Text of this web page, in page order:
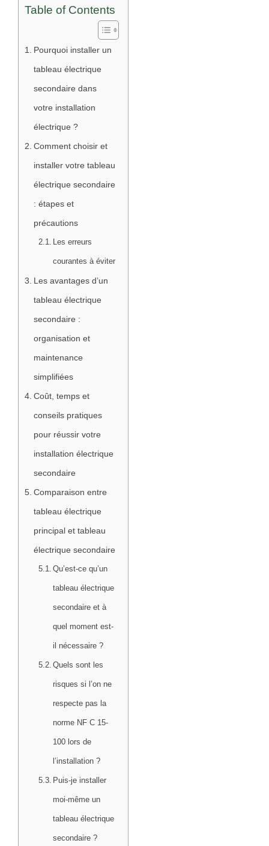
Table of Contents
Pourquoi installer un
tableau électrique
secondaire dans
votre installation
électrique ?
Comment choisir et
installer votre tableau
électrique secondaire
: étapes et
précautions
Les erreurs
courantes à éviter
Les avantages d’un
tableau électrique
secondaire :
organisation et
maintenance
simplifiées
Coût, temps et
conseils pratiques
pour réussir votre
installation électrique
secondaire
Comparaison entre
tableau électrique
principal et tableau
électrique secondaire
Qu’est-ce qu’un
tableau électrique
secondaire et à
quel moment est-
il nécessaire ?
Quels sont les
risques si l’on ne
respecte pas la
norme NF C 15-
100 lors de
l’installation ?
Puis-je installer
moi-même un
tableau électrique
secondaire ?